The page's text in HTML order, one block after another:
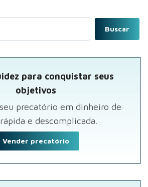
Buscar
para conquistar seus
objetivos
precatório em dinheiro de
e descomplicada.
Vender precatório